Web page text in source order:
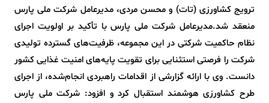
ترویج کشاورزی (تات) و محسن مردی، مدیرعامل شرکت ملی پارس
منعقد شد.مدیرعامل شرکت ملی پارس با تأکید بر اولویت اجرای
نظام حاکمیت شرکتی در این مجموعه، ظرفیت‌های گسترده تولیدی
شرکت را فرصتی استثنایی برای تقویت پایه‌های امنیت غذایی کشور
دانست. وی با ارائه گزارشی از اقدامات راهبردی انجام‌شده، از اجرای
طرح کشاورزی هوشمند استقبال کرد و افزود: شرکت ملی پارس